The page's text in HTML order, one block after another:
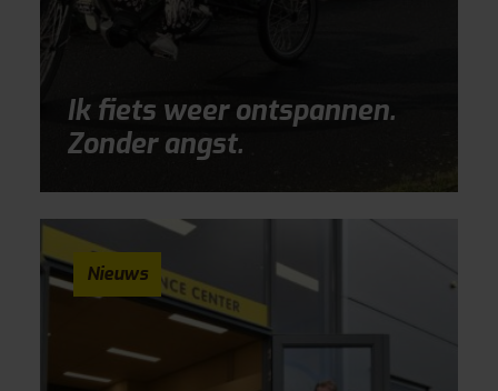
Ik fiets weer ontspannen.
Zonder angst.
Nieuws